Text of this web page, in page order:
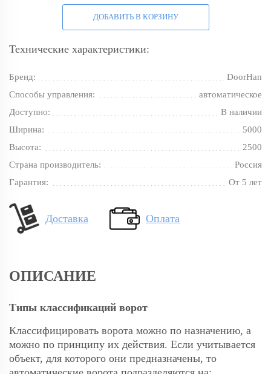
ДОБАВИТЬ В КОРЗИНУ
Технические характеристики:
Бренд:
DoorHan
Способы управления:
автоматическое
Доступно:
В наличии
Ширина:
5000
Высота:
2500
Страна производитель:
Россия
Гарантия:
От 5 лет
Доставка Оплата
ОПИСАНИЕ
Типы классификаций ворот
Классифицировать ворота можно по назначению, а
можно по принципу их действия. Если учитывается
объект, для которого они предназначены, то